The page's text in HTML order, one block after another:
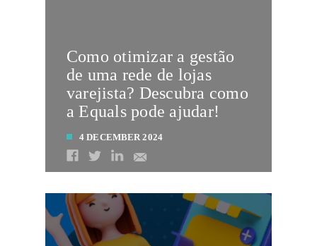
Como otimizar a gestão
de uma rede de lojas
varejista? Descubra como
a Equals pode ajudar!
4 DECEMBER 2024